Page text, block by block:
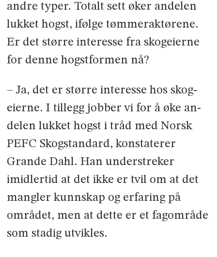
andre typer. Totalt sett øker andelen
lukket hogst, ifølge tømmeraktørene.
Er det større interesse fra skogeierne
for denne hogstformen nå?
– Ja, det er større interesse hos skog­
eierne. I tillegg jobber vi for å øke an­
delen lukket hogst i tråd med Norsk
PEFC Skogstandard, konstaterer
Grande Dahl. Han understreker
imidlertid at det ikke er tvil om at det
mangler kunnskap og erfaring på
området, men at dette er et fag­område
som stadig utvikles.